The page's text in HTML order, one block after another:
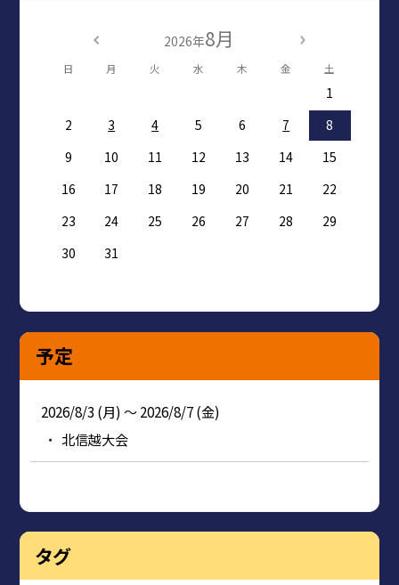
2026年8月
日 月 火 水 木 金 土
1
2
3 4 5 6 7
8
9
10 11 12 13 14
15
16
17 18 19 20 21
22
23
24 25 26 27 28
29
30
31
予定
2026/8/3 (月) ～ 2026/8/7 (金)
北信越大会
タグ